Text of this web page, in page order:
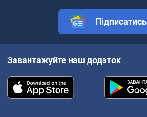
Підписатись
Завантажуйте наш додаток